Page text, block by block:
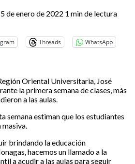
de enero de 2022 1 min de lectura
Threads WhatsApp
Oriental Universitaria, José
la primera semana de clases, más
a las aulas.
semana estiman que los estudiantes
masiva.
brindando la educación
hacemos un llamado a la
a acudir a las aulas para seguir